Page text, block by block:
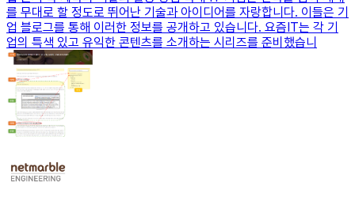
를 무대로 할 정도로 뛰어난 기술과 아이디어를 자랑합니다. 이들은 기
업 블로그를 통해 이러한 정보를 공개하고 있습니다. 요즘IT는 각 기
업의 특색 있고 유익한 콘텐츠를 소개하는 시리즈를 준비했습니